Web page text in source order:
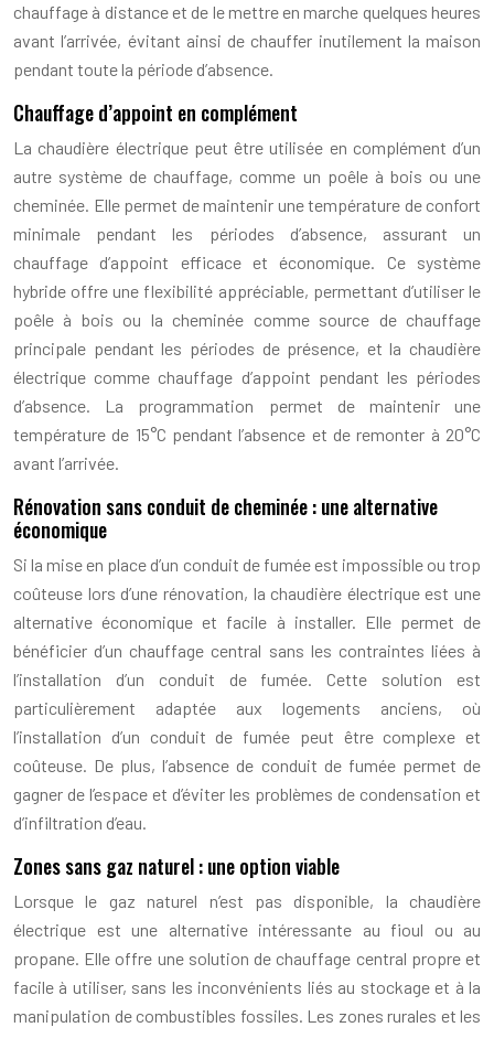
chauffage à distance et de le mettre en marche quelques heures
avant l’arrivée, évitant ainsi de chauffer inutilement la maison
pendant toute la période d’absence.
Chauffage d’appoint en complément
La chaudière électrique peut être utilisée en complément d’un
autre système de chauffage, comme un poêle à bois ou une
cheminée. Elle permet de maintenir une température de confort
minimale pendant les périodes d’absence, assurant un
chauffage d’appoint efficace et économique. Ce système
hybride offre une flexibilité appréciable, permettant d’utiliser le
poêle à bois ou la cheminée comme source de chauffage
principale pendant les périodes de présence, et la chaudière
électrique comme chauffage d’appoint pendant les périodes
d’absence. La programmation permet de maintenir une
température de 15°C pendant l’absence et de remonter à 20°C
avant l’arrivée.
Rénovation sans conduit de cheminée : une alternative
économique
Si la mise en place d’un conduit de fumée est impossible ou trop
coûteuse lors d’une rénovation, la chaudière électrique est une
alternative économique et facile à installer. Elle permet de
bénéficier d’un chauffage central sans les contraintes liées à
l’installation d’un conduit de fumée. Cette solution est
particulièrement adaptée aux logements anciens, où
l’installation d’un conduit de fumée peut être complexe et
coûteuse. De plus, l’absence de conduit de fumée permet de
gagner de l’espace et d’éviter les problèmes de condensation et
d’infiltration d’eau.
Zones sans gaz naturel : une option viable
Lorsque le gaz naturel n’est pas disponible, la chaudière
électrique est une alternative intéressante au fioul ou au
propane. Elle offre une solution de chauffage central propre et
facile à utiliser, sans les inconvénients liés au stockage et à la
manipulation de combustibles fossiles. Les zones rurales et les